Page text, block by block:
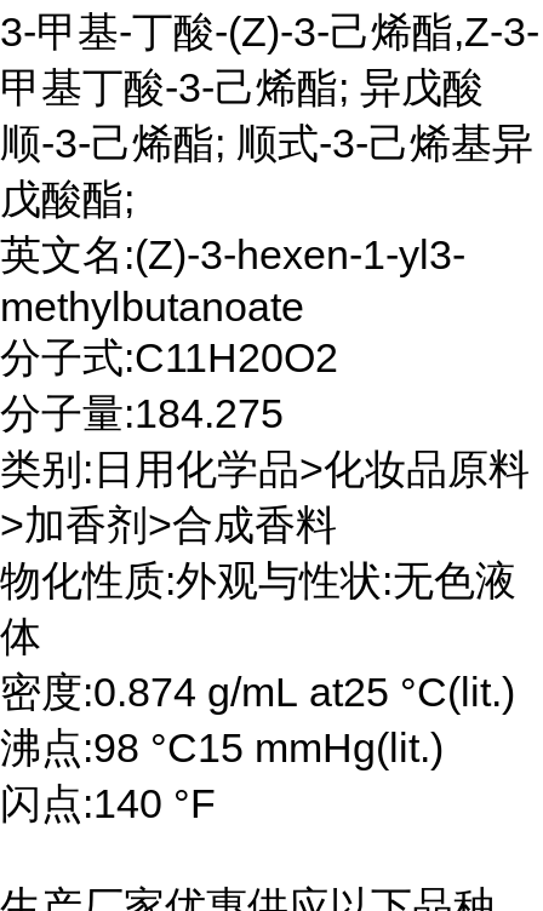
3-甲基-丁酸-(Z)-3-己烯酯,Z-3-
甲基丁酸-3-己烯酯; 异戊酸
顺-3-己烯酯; 顺式-3-己烯基异
戊酸酯;
英文名:(Z)-3-hexen-1-yl3-
methylbutanoate
分子式:C11H20O2
分子量:184.275
类别:日用化学品>化妆品原料
>加香剂>合成香料
物化性质:外观与性状:无色液
体
密度:0.874 g/mL at25 °C(lit.)
沸点:98 °C15 mmHg(lit.)
闪点:140 °F